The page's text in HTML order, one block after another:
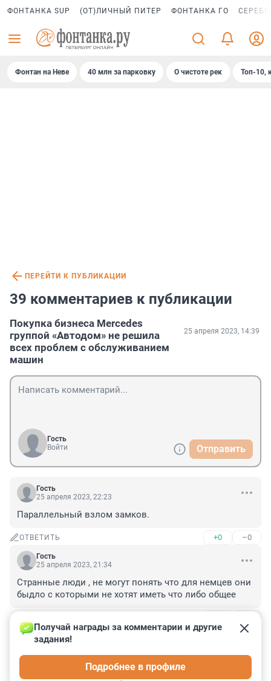
ФОНТАНКА SUP (ОТ)ЛИЧНЫЙ ПИТЕР ФОНТАНКА ГО
Фонтан на Неве 40 млн за парковку О чистоте рек Топ-10,
ПЕРЕЙТИ К ПУБЛИКАЦИИ
39 комментариев к публикации
Покупка бизнеса Mercedes
группой «Автодом» не решила
всех проблем с обслуживанием
машин
25 апреля 2023, 14:39
Гость
Войти
Отправить
Гость
25 апреля 2023, 22:23
Параллельный взлом замков.
ОТВЕТИТЬ +0 –0
Гость
25 апреля 2023, 21:34
Странные люди , не могут понять что для немцев они
быдло с которыми не хотят иметь что либо общее
Гость
Так они правы!
Получай награды за комментарии и другие
задания!
Подробнее в профиле